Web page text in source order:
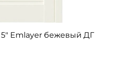
Двери WestStyle "Ch 5" Emlayer бежевый ДГ